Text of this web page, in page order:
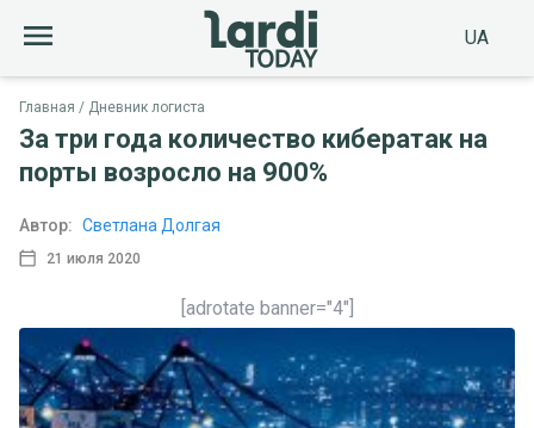
UA
Главная Дневник логиста
За три года количество кибератак на
порты возросло на 900%
21 июля 2020
Автор: Светлана Долгая
[adrotate banner="4"]